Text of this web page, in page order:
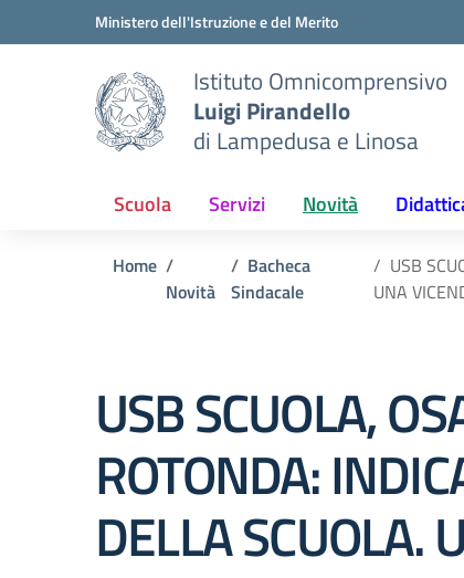
Vai ai contenuti
Vai al menu di navigazioneMinistero dell'Istruzione e del Merito
Istituto Omnicomprensivo
Luigi Pirandello
di Lampedusa e Linosa
Scuola Servizi Novità
Home
Novità
Bacheca
Sindacale
USB
UNA
USB SCUOLA,
ROTONDA:
DELLA SCUOLA.